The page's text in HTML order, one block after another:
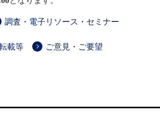
調査・電子リソース・セミナー
載等 ご意見・ご要望